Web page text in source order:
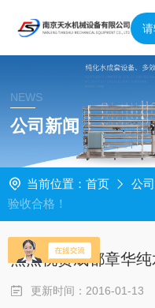
NEWS
公司新闻
当前位置： 首页 公
验收合格！
热烈祝贺成都章华纯
更新时间：2016-01-13